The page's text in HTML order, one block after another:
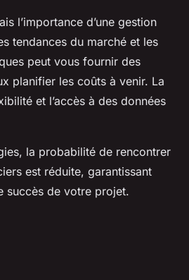
l’importance d’une gestion
tendances du marché et les
peut vous fournir des
planifier les coûts à venir. La
et l’accès à des données
la probabilité de rencontrer
est réduite, garantissant
succès de votre projet.